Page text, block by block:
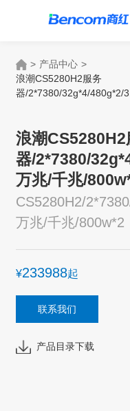
> 产品中心 >
浪潮CS5280H2服务
器/2*7380/32g*4/480g*2/
浪潮CS5280H2
器/2*7380/
万兆/千兆/
CS5280H2/
万兆/千兆/800w*2
¥233988起
联系我们
产品目录下载